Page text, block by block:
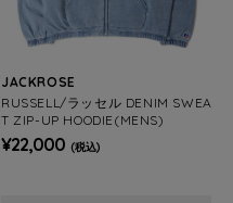
JACKROSE
RUSSELL/ラッセル DENIM SWEA
T ZIP-UP HOODIE(MENS)
¥22,000 (税込)